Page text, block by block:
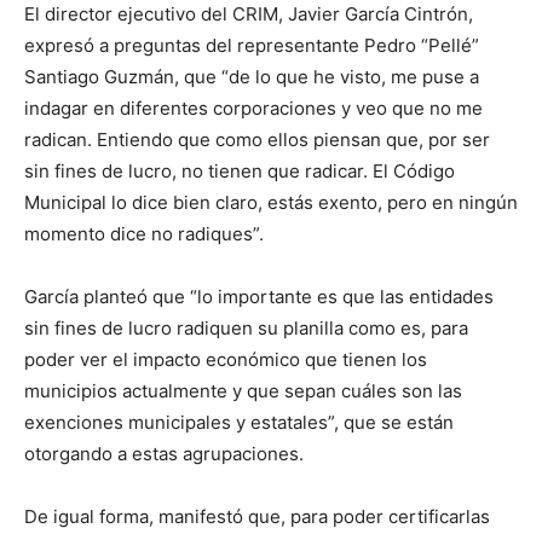
El director ejecutivo del CRIM, Javier García Cintrón,
expresó a preguntas del representante Pedro “Pellé”
Santiago Guzmán, que “de lo que he visto, me puse a
indagar en diferentes corporaciones y veo que no me
radican. Entiendo que como ellos piensan que, por ser
sin fines de lucro, no tienen que radicar. El Código
Municipal lo dice bien claro, estás exento, pero en ningún
momento dice no radiques”.
García planteó que “lo importante es que las entidades
sin fines de lucro radiquen su planilla como es, para
poder ver el impacto económico que tienen los
municipios actualmente y que sepan cuáles son las
exenciones municipales y estatales”, que se están
otorgando a estas agrupaciones.
De igual forma, manifestó que, para poder certificarlas